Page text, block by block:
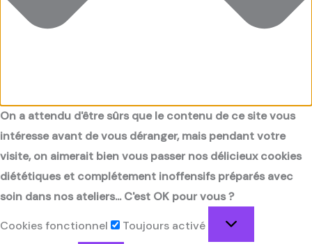
On a attendu d'être sûrs que le contenu de ce site vous
intéresse avant de vous déranger, mais pendant votre
visite, on aimerait bien vous passer nos délicieux cookies
diététiques et complétement inoffensifs préparés avec
soin dans nos ateliers... C'est OK pour vous ?
Cookies fonctionnel
Toujours activé